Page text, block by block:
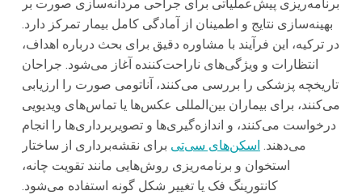
برنامه‌ریزی پیش‌عملیاتی برای جراحی مردانه‌سازی صورت بر
بهینه‌سازی نتایج و اطمینان از آمادگی کامل بیمار تمرکز دارد.
در ترکیه، این فرآیند با مشاوره دقیق برای بحث درباره اهداف،
انتظارات و ویژگی‌های ناراحت‌کننده آغاز می‌شود. جراحان
تاریخچه پزشکی را بررسی می‌کنند، آناتومی صورت را ارزیابی
می‌کنند، برای بیماران بین‌المللی عکس‌ها یا تماس‌های ویدیویی
درخواست می‌کنند، و اندازه‌گیری‌ها و تصویر‌برداری‌ها را انجام
می‌دهند. اسکن‌های سی‌تی‌ برای نقشه‌برداری از ساختار
استخوان و برنامه‌ریزی روش‌هایی مانند تقویت چانه،
کانتورینگ فک یا تغییر شکل گونه استفاده می‌شود.